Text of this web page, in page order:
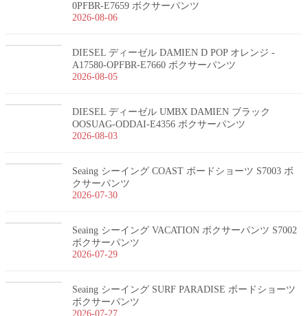
0PFBR-E7659 ボクサーパンツ
2026-08-06
DIESEL ディーゼル DAMIEN D POP オレンジ -
A17580-OPFBR-E7660 ボクサーパンツ
2026-08-05
DIESEL ディーゼル UMBX DAMIEN ブラック
OOSUAG-ODDAI-E4356 ボクサーパンツ
2026-08-03
Seaing シーイング COAST ボードショーツ S7003 ボ
クサーパンツ
2026-07-30
Seaing シーイング VACATION ボクサーパンツ S7002
ボクサーパンツ
2026-07-29
Seaing シーイング SURF PARADISE ボードショーツ
ボクサーパンツ
2026-07-27